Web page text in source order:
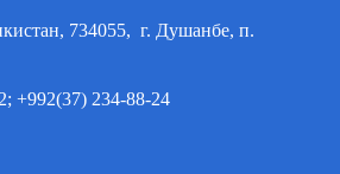
734055, г. Душанбе, п.
+992(37) 234-88-24